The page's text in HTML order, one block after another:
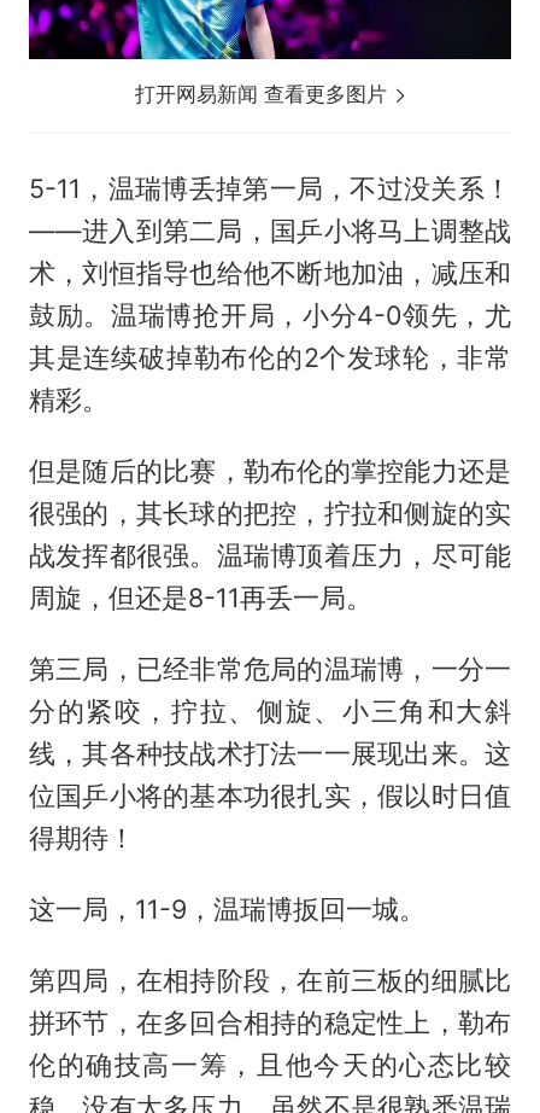
打开网易新闻 查看更多图片
5-11，温瑞博丢掉第一局，不过没关系！
——进入到第二局，国乒小将马上调整战
术，刘恒指导也给他不断地加油，减压和
鼓励。温瑞博抢开局，小分4-0领先，尤
其是连续破掉勒布伦的2个发球轮，非常
精彩。
但是随后的比赛，勒布伦的掌控能力还是
很强的，其长球的把控，拧拉和侧旋的实
战发挥都很强。温瑞博顶着压力，尽可能
周旋，但还是8-11再丢一局。
第三局，已经非常危局的温瑞博，一分一
分的紧咬，拧拉、侧旋、小三角和大斜
线，其各种技战术打法一一展现出来。这
位国乒小将的基本功很扎实，假以时日值
得期待！
这一局，11-9，温瑞博扳回一城。
第四局，在相持阶段，在前三板的细腻比
拼环节，在多回合相持的稳定性上，勒布
伦的确技高一筹，且他今天的心态比较
稳，没有太多压力。虽然不是很熟悉温瑞